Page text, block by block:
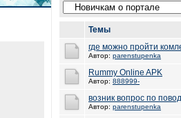
Темы
где можно пройти
Автор: parenstupenka
Rummy Online APK
Автор: 888999-
возник вопрос по
Автор: parenstupenka